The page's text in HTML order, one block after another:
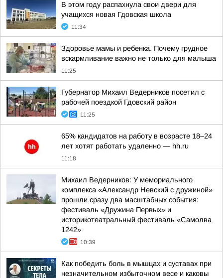
В этом году распахнула свои двери для
учащихся новая Гдовская школа
11:34
Здоровье мамы и ребенка. Почему грудное
вскармливание важно не только для малыша
11:25
Губернатор Михаил Ведерников посетил с
рабочей поездкой Гдовский район
11:25
65% кандидатов на работу в возрасте 18–24
лет хотят работать удаленно — hh.ru
11:18
Михаил Ведерников: У мемориального
комплекса «Александр Невский с дружиной»
прошли сразу два масштабных события:
фестиваль «Дружина Первых» и
историкотеатральный фестиваль «Самолва
1242»
10:39
Как победить боль в мышцах и суставах при
незначительном избыточном весе и каковы